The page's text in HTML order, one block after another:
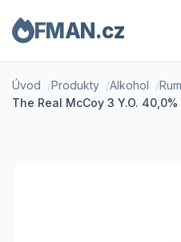
FMAN.cz
Úvod Produkty Alkohol
Rum
The Real McCoy 3 Y.O. 40,0%